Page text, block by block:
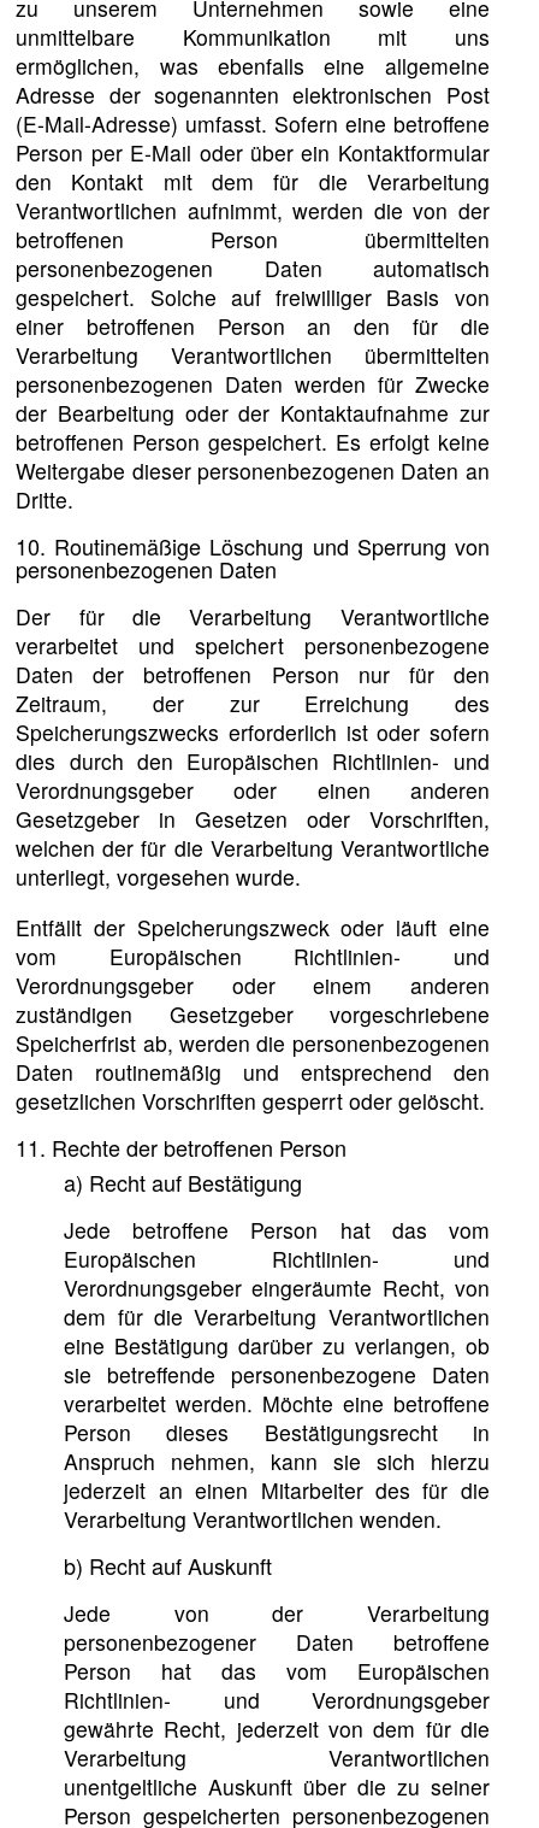
zu unserem Unternehmen sowie eine
unmittelbare Kommunikation mit uns
ermöglichen, was ebenfalls eine allgemeine
Adresse der sogenannten elektronischen Post
(E-Mail-Adresse) umfasst. Sofern eine betroffene
Person per E-Mail oder über ein Kontaktformular
den Kontakt mit dem für die Verarbeitung
Verantwortlichen aufnimmt, werden die von der
betroffenen Person übermittelten
personenbezogenen Daten automatisch
gespeichert. Solche auf freiwilliger Basis von
einer betroffenen Person an den für die
Verarbeitung Verantwortlichen übermittelten
personenbezogenen Daten werden für Zwecke
der Bearbeitung oder der Kontaktaufnahme zur
betroffenen Person gespeichert. Es erfolgt keine
Weitergabe dieser personenbezogenen Daten an
Dritte.
10. Routinemäßige Löschung und Sperrung von
personenbezogenen Daten
Der für die Verarbeitung Verantwortliche
verarbeitet und speichert personenbezogene
Daten der betroffenen Person nur für den
Zeitraum, der zur Erreichung des
Speicherungszwecks erforderlich ist oder sofern
dies durch den Europäischen Richtlinien- und
Verordnungsgeber oder einen anderen
Gesetzgeber in Gesetzen oder Vorschriften,
welchen der für die Verarbeitung Verantwortliche
unterliegt, vorgesehen wurde.
Entfällt der Speicherungszweck oder läuft eine
vom Europäischen Richtlinien- und
Verordnungsgeber oder einem anderen
zuständigen Gesetzgeber vorgeschriebene
Speicherfrist ab, werden die personenbezogenen
Daten routinemäßig und entsprechend den
gesetzlichen Vorschriften gesperrt oder gelöscht.
11. Rechte der betroffenen Person
a) Recht auf Bestätigung
Jede betroffene Person hat das vom
Europäischen Richtlinien- und
Verordnungsgeber eingeräumte Recht, von
dem für die Verarbeitung Verantwortlichen
eine Bestätigung darüber zu verlangen, ob
sie betreffende personenbezogene Daten
verarbeitet werden. Möchte eine betroffene
Person dieses Bestätigungsrecht in
Anspruch nehmen, kann sie sich hierzu
jederzeit an einen Mitarbeiter des für die
Verarbeitung Verantwortlichen wenden.
b) Recht auf Auskunft
Jede von der Verarbeitung
personenbezogener Daten betroffene
Person hat das vom Europäischen
Richtlinien- und Verordnungsgeber
gewährte Recht, jederzeit von dem für die
Verarbeitung Verantwortlichen
unentgeltliche Auskunft über die zu seiner
Person gespeicherten personenbezogenen